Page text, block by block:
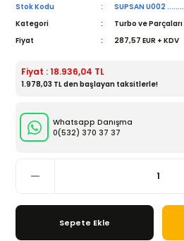
Stok Kodu
SUPSAN U002 ........
Kategori
Turbo ve Parçaları
Fiyat
287,57 EUR + KDV
Fiyat : 18.936,04 TL
1.978,03 TL den başlayan taksitlerle!
Whatsapp Danışma
0(532) 370 37 37
Sepete Ekle